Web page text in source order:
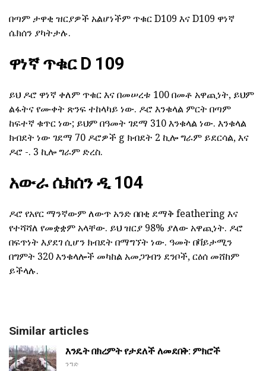
በጣም ታዋቂ ዝርያዎች አልሆነችም ጥቁር D109 እና D109 ዋነኛ
ሴክሰን ያካትታሉ.
ዋነኛ ጥቁር D 109
ይህ ዶሮ ዋነኛ ቀለም ጥቁር እና በመሠረቱ 100 በመቶ አዋጪነት, ይህም
ልፋትና የሙቀት ጽንፍ ተከላካይ ነው. ዶሮ እንቁላል ምርት በጣም
ከፍተኛ ቁጥር ነው; ይህም በዓመት ገደማ 310 እንቁላል ነው. እንቁላል
ክብደት ነው ገደማ 70 ዶሮዎች g ክብደት 2 ኪሎ ግራም ይደርሳል, እና
ዶሮ -. 3 ኪሎ ግራም ድረስ.
አውራ ሴክሰን ዲ 104
ዶሮ የአየር ማንኛውም ለውጥ አንድ በበቂ ደማቅ feathering እና
የተሻሻለ የመቋቋም አላቸው. ይህ ዝርያ 98% ያለው አዋጪነት. ዶሮ
በፍጥነት እያደገ ሲሆን ክብደት በማግኘት ነው. ዓመት በቫይታሚን
በግምት 320 እንቁላሎች መካከል አመጋገብን ደንቦች, ርዕሰ መሸከም
ይችላሉ.
Similar articles
እንዴት በክረምት የታደለች ለመደበቅ: ምክሮች
ንግድ